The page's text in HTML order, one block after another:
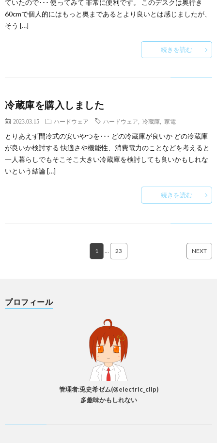
ていたので･･･ 使ってみて 非常に便利です。 このデスクは奥行き
60cmで個人的にはもっと奥まであるとより良いとは感じましたが、
そう […]
続きを読む
冷蔵庫を購入しました
2023.03.15 ハードウェア ハードウェア 冷蔵庫 家電
とりあえず間冷式の安いやつを･･･ どの冷蔵庫が良いか どの冷蔵庫
が良いか検討する 快適さや機能性、消費電力のことなどを考えると
一人暮らしでもそこそこ大きい冷蔵庫を検討しても良いかもしれな
いという結論 […]
続きを読む
1 … 23 NEXT
プロフィール
管理者:兎史希ゼム(@electric_clip)
多趣味かもしれない